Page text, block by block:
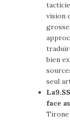
vision
bien
seul
face
Tirone